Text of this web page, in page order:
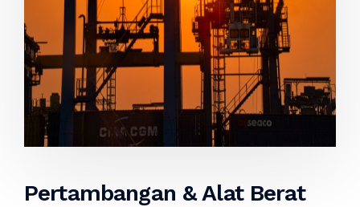
Pertambangan & Alat Berat